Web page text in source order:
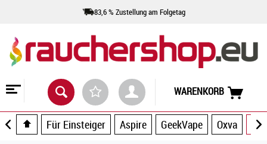
83,6 % Zustellung am Folgetag
WARENKORB
Für Einsteiger Aspire GeekVape Oxva